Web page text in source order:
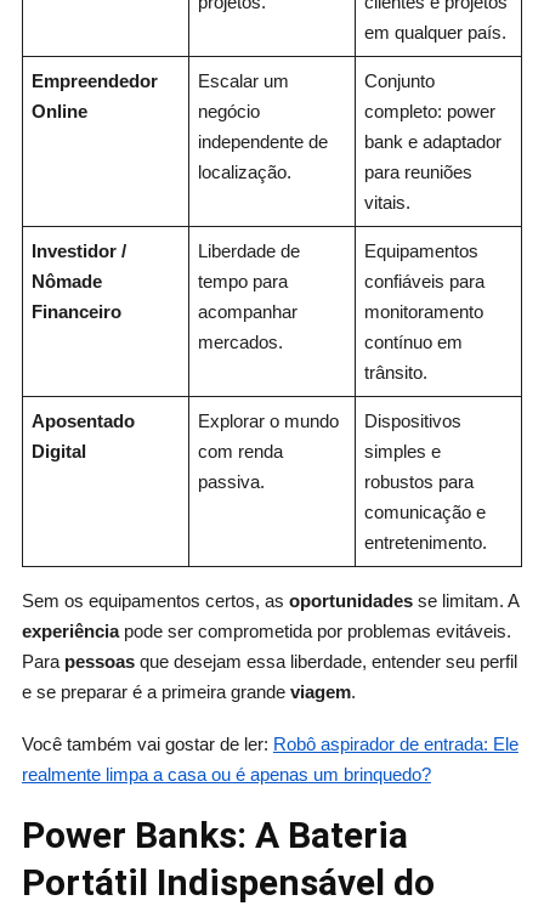
em qualquer país.
Empreendedor
Online
Escalar um
negócio
independente de
localização.
Conjunto
completo: power
bank e adaptador
para reuniões
vitais.
Investidor /
Nômade
Financeiro
Liberdade de
tempo para
acompanhar
mercados.
Equipamentos
confiáveis para
monitoramento
contínuo em
trânsito.
Aposentado
Digital
Explorar o mundo
com renda
passiva.
Dispositivos
simples e
robustos para
comunicação e
entretenimento.
Sem os equipamentos certos, as oportunidadesse limitam. A
experiênciapode ser comprometida por problemas evitáveis.
Para pessoasque desejam essa liberdade, entender seu perfil
e se preparar é a primeira grande viagem.
Você também vai gostar de ler: Robô aspirador de entrada: Ele
realmente limpa a casa ou é apenas um brinquedo?
Power Banks: A Bateria
Portátil Indispensável do